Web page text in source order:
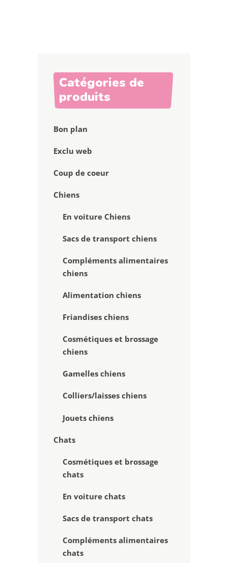
Catégories de
produits
Bon plan
Exclu web
Coup de coeur
Chiens
En voiture Chiens
Sacs de transport chiens
Compléments alimentaires
chiens
Alimentation chiens
Friandises chiens
Cosmétiques et brossage
chiens
Gamelles chiens
Colliers/laisses chiens
Jouets chiens
Chats
Cosmétiques et brossage
chats
En voiture chats
Sacs de transport chats
Compléments alimentaires
chats